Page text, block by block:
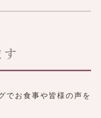
す
でお食事や皆様の声を